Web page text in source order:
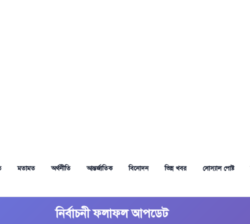
মতামত অর্থনীতি আন্তর্জাতিক বিনোদন ভিন্ন খবর সোস্যাল পোষ্ট
নির্বাচনী ফলাফল আপডেট